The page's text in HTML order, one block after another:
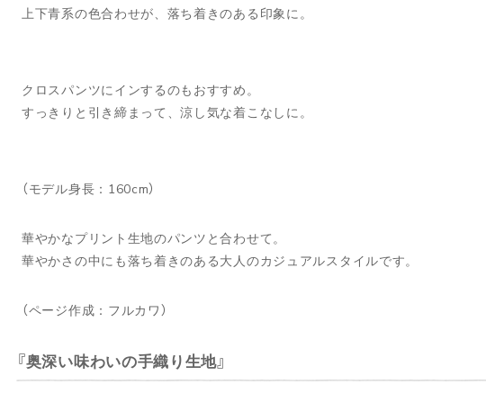
上下青系の色合わせが、落ち着きのある印象に。
クロスパンツにインするのもおすすめ。
すっきりと引き締まって、涼し気な着こなしに。
（モデル身長：160cm）
華やかなプリント生地のパンツと合わせて。
華やかさの中にも落ち着きのある大人のカジュアルスタイルです。
（ページ作成：フルカワ）
奥深い味わいの手織り生地